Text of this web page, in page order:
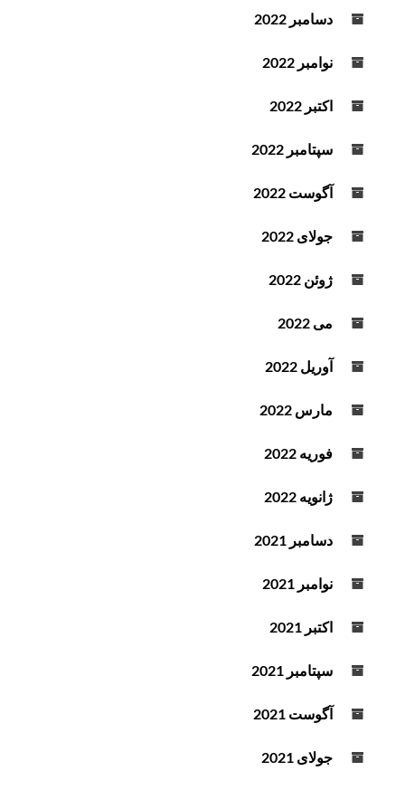
دسامبر 2022
نوامبر 2022
اکتبر 2022
سپتامبر 2022
آگوست 2022
جولای 2022
ژوئن 2022
می 2022
آوریل 2022
مارس 2022
فوریه 2022
ژانویه 2022
دسامبر 2021
نوامبر 2021
اکتبر 2021
سپتامبر 2021
آگوست 2021
جولای 2021